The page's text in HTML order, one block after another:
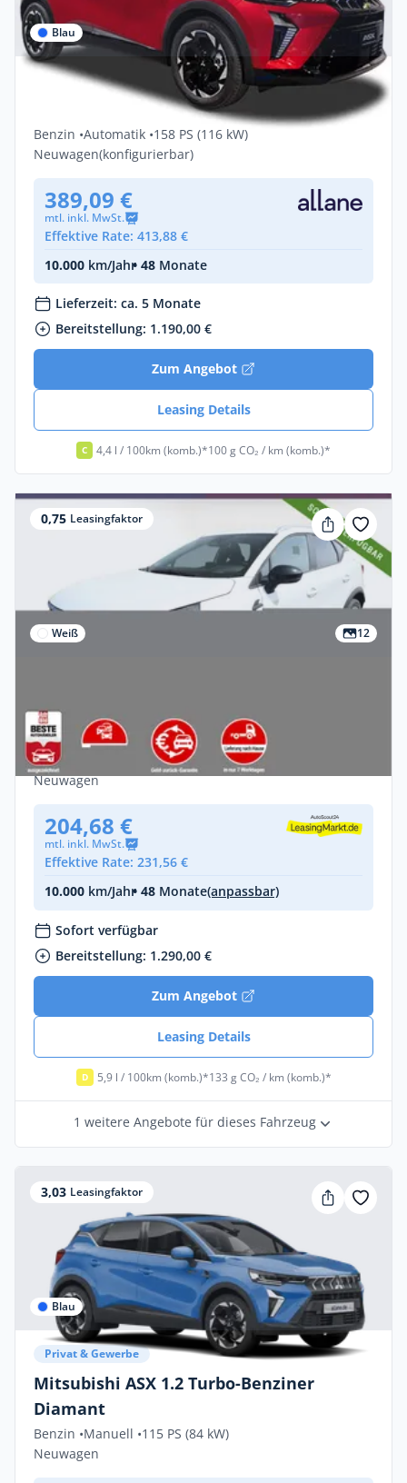
Blau
Privat & Gewerbe
Mitsubishi ASX SELECT 1.8 Hybrid Select
Benzin •Automatik •158 PS (116 kW)
Neuwagen(konfigurierbar)
389,09 €
mtl. inkl. MwSt.
Effektive Rate: 413,88 €
10.000 km/Jahr• 48 Monate
Lieferzeit: ca. 5 Monate
Bereitstellung: 1.190,00 €
Zum Angebot
Leasing Details
C 4,4 l / 100km (komb.)*100 g CO₂ / km (komb.)*
0,75 Leasingfaktor
Weiß 12
Mitsubishi ASX Plus MT SHZ LED+ Keyl
LM17 CarPlay PrivG Kam
Benzin •
91 PS (67 kW)
Neuwagen
204,68 €
mtl. inkl. MwSt.
Effektive Rate: 231,56 €
10.000 km/Jahr• 48 Monate(anpassbar)
Sofort verfügbar
Bereitstellung: 1.290,00 €
Zum Angebot
Leasing Details
D 5,9 l / 100km (komb.)*133 g CO₂ / km (komb.)*
1 weitere Angebote für dieses Fahrzeug
3,03 Leasingfaktor
Blau
Privat & Gewerbe
Mitsubishi ASX 1.2 Turbo-Benziner
Diamant
Benzin •Manuell •115 PS (84 kW)
Neuwagen